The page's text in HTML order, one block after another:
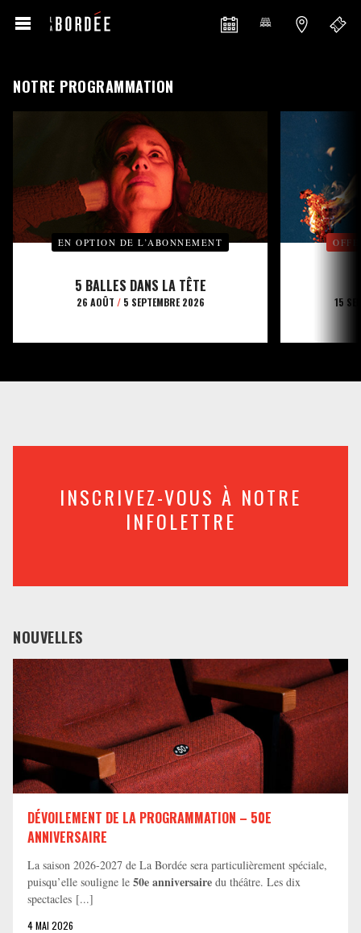
NOTRE PROGRAMMATION
EN OPTION DE L’ABONNEMENT
5 BALLES DANS LA TÊTE
26 AOÛT /5 SEPTEMBRE 2026 15
INSCRIVEZ-VOUS À NOTRE
INFOLETTRE
NOUVELLES
DÉVOILEMENT DE LA PROGRAMMATION – 50E
ANNIVERSAIRE
La saison 2026-2027 de La Bordée sera particulièrement spéciale,
puisqu’elle souligne le 50e anniversaire du théâtre. Les dix
spectacles [...]
4 MAI 2026